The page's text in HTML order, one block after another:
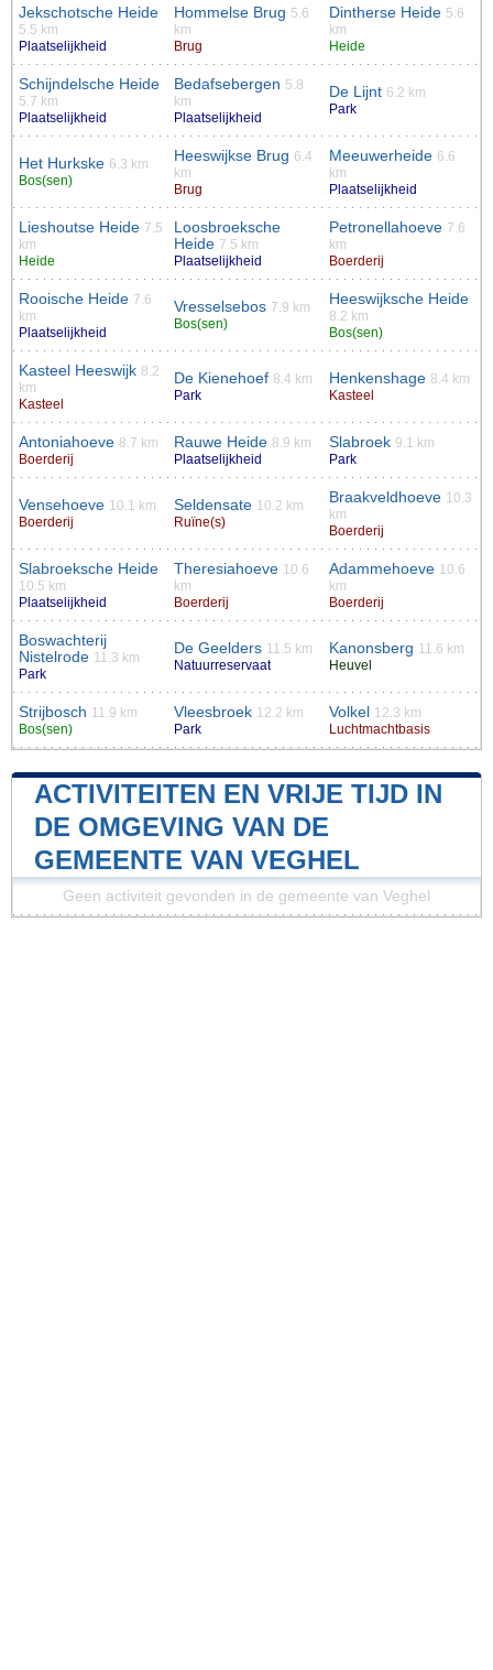
Jekschotsche Heide
5.5 km
Plaatselijkheid
Hommelse Brug 5.6
km
Brug
Dintherse Heide 5.6
km
Heide
Schijndelsche Heide
5.7 km
Plaatselijkheid
Bedafsebergen 5.8
km
Plaatselijkheid
De Lijnt 6.2 km
Park
Het Hurkske 6.3 km
Bos(sen)
Heeswijkse Brug 6.4
km
Brug
Meeuwerheide 6.6
km
Plaatselijkheid
Lieshoutse Heide 7.5
km
Heide
Loosbroeksche
Heide 7.5 km
Plaatselijkheid
Petronellahoeve 7.6
km
Boerderij
Rooische Heide 7.6
km
Plaatselijkheid
Vresselsebos 7.9 km
Bos(sen)
Heeswijksche Heide
8.2 km
Bos(sen)
Kasteel Heeswijk 8.2
km
Kasteel
De Kienehoef 8.4 km
Park
Henkenshage 8.4 km
Kasteel
Antoniahoeve 8.7 km
Boerderij
Rauwe Heide 8.9 km
Plaatselijkheid
Slabroek 9.1 km
Park
Vensehoeve 10.1 km
Boerderij
Seldensate 10.2 km
Ruïne(s)
Braakveldhoeve 10.3
km
Boerderij
Slabroeksche Heide
10.5 km
Plaatselijkheid
Theresiahoeve 10.6
km
Boerderij
Adammehoeve 10.6
km
Boerderij
Boswachterij
Nistelrode 11.3 km
Park
De Geelders 11.5 km
Natuurreservaat
Kanonsberg 11.6 km
Heuvel
Strijbosch 11.9 km
Bos(sen)
Vleesbroek 12.2 km
Park
Volkel
12.3 km
Luchtmachtbasis
ACTIVITEITEN EN VRIJE TIJD IN
DE OMGEVING VAN DE
GEMEENTE VAN VEGHEL
Geen activiteit gevonden in de gemeente van Veghel